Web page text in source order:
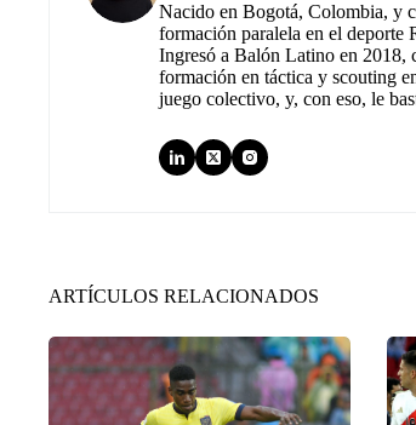
Nacido en Bogotá, Colombia, y
formación paralela en el
Ingresó a Balón Latino en 2018,
formación en táctica y scouting
juego colectivo, y, con eso, le
ARTÍCULOS RELACIONADOS